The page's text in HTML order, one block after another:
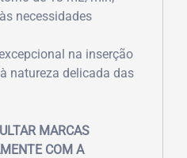
necessidades
na inserção
natureza delicada das
MARCAS
COM A